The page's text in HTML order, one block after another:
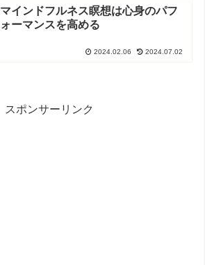
マインドフルネス瞑想は心身のパフ
ォーマンスを高める
2024.02.06 2024.07.02
スポンサーリンク